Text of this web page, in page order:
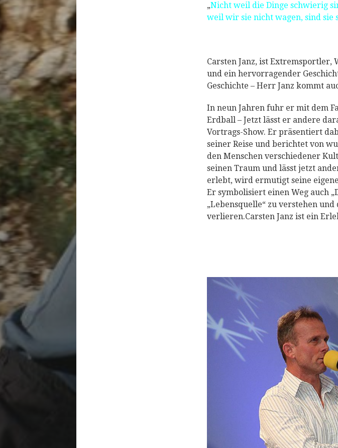
„Nicht weil die Dinge schwierig
weil wir sie nicht wagen, sind sie
Carsten Janz, ist
und ein hervorragender
Geschichte – Herr Janz kommt
In neun Jahren fuhr er mit dem
Erdball – Jetzt lässt er andere
Vortrags-Show. Er präsentiert
seiner Reise und berichtet von
den Menschen verschiedener
seinen Traum und lässt jetzt
erlebt, wird ermutigt seine
Er symbolisiert einen Weg auch
„Lebensquelle“ zu verstehen
verlieren.Carsten Janz ist ein